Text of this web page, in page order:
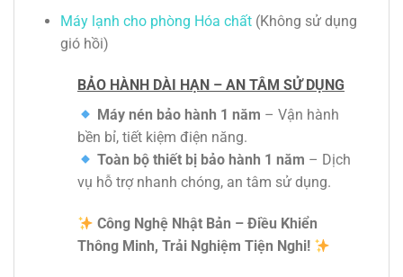
Máy lạnh cho phòng Hóa chất(Không sử dụng
gió hồi)
BẢO HÀNH DÀI HẠN – AN TÂM SỬ DỤNG
Máy nén bảo hành 1 năm – Vận hành
bền bỉ, tiết kiệm điện năng.
Toàn bộ thiết bị bảo hành 1 năm – Dịch
vụ hỗ trợ nhanh chóng, an tâm sử dụng.
Công Nghệ Nhật Bản – Điều Khiển
Thông Minh, Trải Nghiệm Tiện Nghi!